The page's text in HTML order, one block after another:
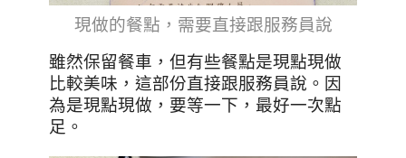
現做的餐點，需要直接跟服務員說
雖然保留餐車，但有些餐點是現點現做
比較美味，這部份直接跟服務員說。因
為是現點現做，要等一下，最好一次點
足。